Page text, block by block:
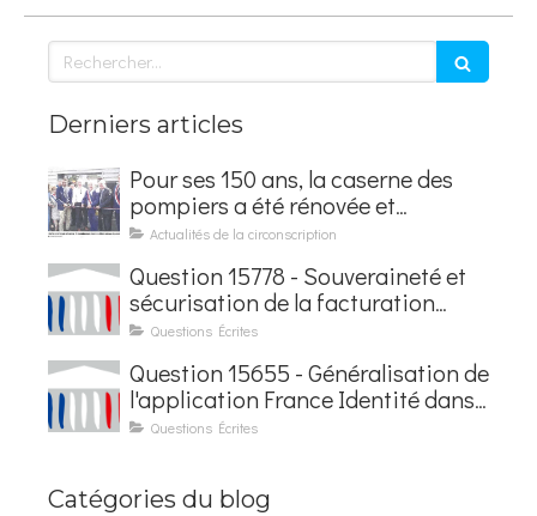
Rechercher
Derniers articles
Pour ses 150 ans, la caserne des
pompiers a été rénovée et
baptisée au nom d'Hubert
Actualités de la circonscription
Question 15778 - Souveraineté et
sécurisation de la facturation
électronique
Questions Écrites
Question 15655 - Généralisation de
l'application France Identité dans
les contrôles du quotidien
Questions Écrites
Catégories du blog